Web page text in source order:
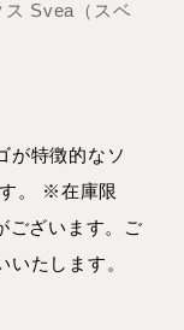
ス Svea（スベ
が特徴的なソ
。 ※在庫限
ございます。ご
たします。